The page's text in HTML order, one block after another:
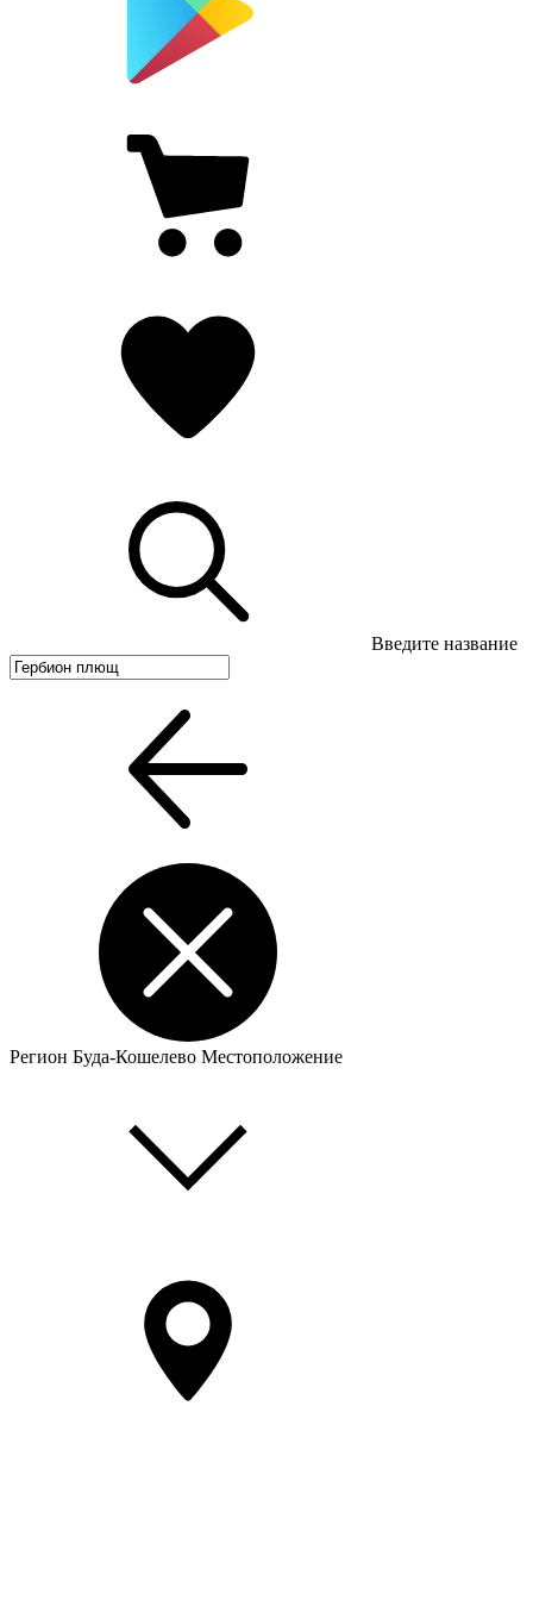
Введите название
Регион Буда-Кошелево Местоположение